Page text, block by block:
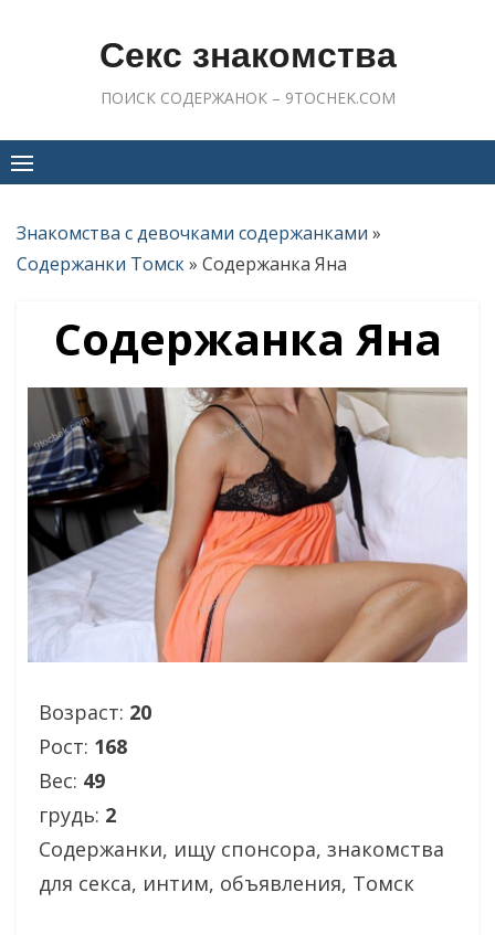
Секс знакомства
ПОИСК СОДЕРЖАНОК – 9TOCHEK.COM
Знакомства с девочками содержанками »
Содержанки Томск» Содержанка Яна
Содержанка Яна
Возраст: 20
Рост: 168
Вес: 49
грудь: 2
Содержанки, ищу спонсора, знакомства
для секса, интим, объявления, Томск